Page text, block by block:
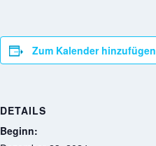
Zum Kalender hinzufügen
DETAILS
Beginn: